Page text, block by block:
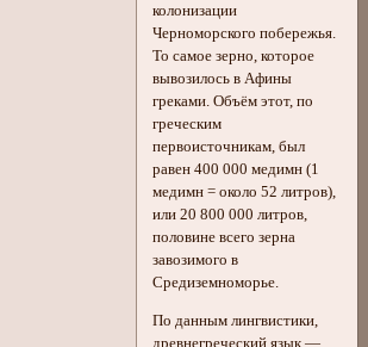
колонизации
Черноморского побережья.
То самое зерно, которое
вывозилось в Афины
греками. Объём этот, по
греческим
первоисточникам, был
равен 400 000 медимн (1
медимн = около 52 литров),
или 20 800 000 литров,
половине всего зерна
завозимого в
Средиземноморье.
По данным лингвистики,
древнегреческий язык —